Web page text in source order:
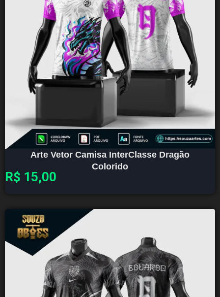
Arte Vetor Camisa InterClasse Dragão
Colorido
R$ 15,00